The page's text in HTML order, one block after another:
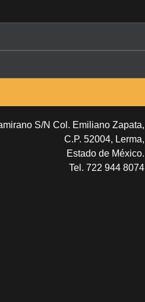
S/N Col. Emiliano Zapata,
C.P. 52004, Lerma,
Estado de México.
Tel. 722 944 8074